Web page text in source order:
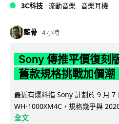
3C科技 流動音樂 音樂耳機
藍骨 4 小時
Sony 傳推平價復
舊款規格挑戰加價潮
最近有爆料指 Sony 計劃於 9 月 7
WH-1000XM4C，規格幾乎與
全文